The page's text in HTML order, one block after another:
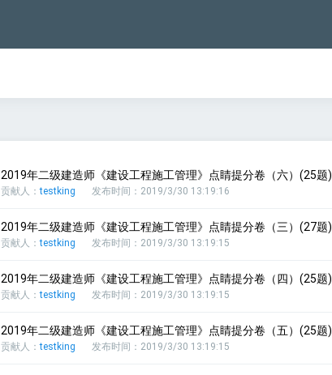
2019年二级建造师《建设工程施工管理》点睛提分卷（六）(25题)
贡献人：testking 发布时间：2019/3/30 13:19:16
2019年二级建造师《建设工程施工管理》点睛提分卷（三）(27题)
贡献人：testking 发布时间：2019/3/30 13:19:15
2019年二级建造师《建设工程施工管理》点睛提分卷（四）(25题)
贡献人：testking 发布时间：2019/3/30 13:19:15
2019年二级建造师《建设工程施工管理》点睛提分卷（五）(25题)
贡献人：testking 发布时间：2019/3/30 13:19:15